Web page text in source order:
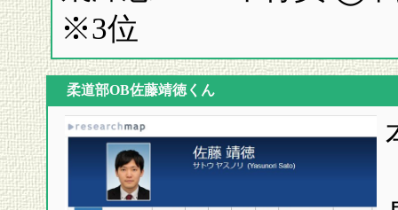
※3位
柔道部OB佐藤靖徳くん